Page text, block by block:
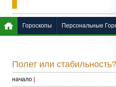
Полет или стабильность?
начало
Гороскопы Персональные